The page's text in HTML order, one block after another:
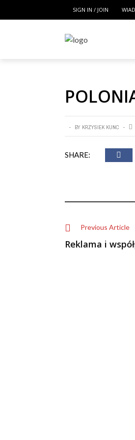
SIGN IN / JOIN
BY KRZYSIEK KUNC
SHARE:
Previous Article
Reklama i